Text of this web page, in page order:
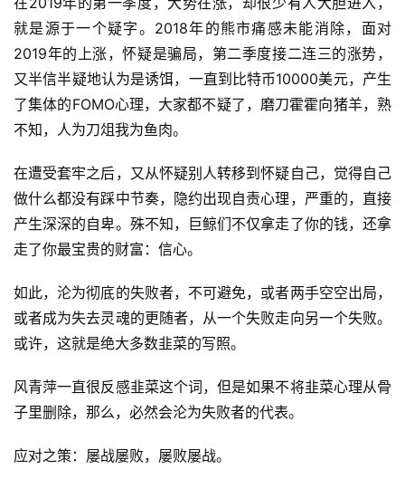
就是源于一个疑字。2018年的熊市痛感未能消除，面对
2019年的上涨，怀疑是骗局，第二季度接二连三的涨势，
又半信半疑地认为是诱饵，一直到比特币10000美元，产生
了集体的FOMO心理，大家都不疑了，磨刀霍霍向猪羊，熟
不知，人为刀俎我为鱼肉。
在遭受套牢之后，又从怀疑别人转移到怀疑自己，觉得自己
做什么都没有踩中节奏，隐约出现自责心理，严重的，直接
产生深深的自卑。殊不知，巨鲸们不仅拿走了你的钱，还拿
走了你最宝贵的财富：信心。
如此，沦为彻底的失败者，不可避免，或者两手空空出局，
或者成为失去灵魂的更随者，从一个失败走向另一个失败。
或许，这就是绝大多数韭菜的写照。
风青萍一直很反感韭菜这个词，但是如果不将韭菜心理从骨
子里删除，那么，必然会沦为失败者的代表。
应对之策：屡战屡败，屡败屡战。